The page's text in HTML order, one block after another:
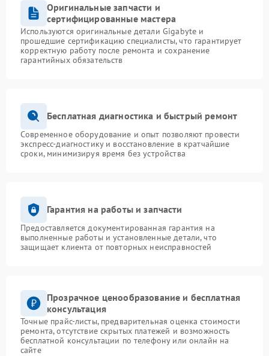
Оригинальные запчасти и
сертифицированные мастера
Используются оригинальные детали Gigabyte и
прошедшие сертификацию специалисты, что гарантирует
корректную работу после ремонта и сохранение
гарантийных обязательств
Бесплатная диагностика и быстрый ремонт
Современное оборудование и опыт позволяют провести
экспресс-диагностику и восстановление в кратчайшие
сроки, минимизируя время без устройства
Гарантия на работы и запчасти
Предоставляется документированная гарантия на
выполненные работы и установленные детали, что
защищает клиента от повторных неисправностей
Прозрачное ценообразование и бесплатная
консультация
Точные прайс-листы, предварительная оценка стоимости
ремонта, отсутствие скрытых платежей и возможность
бесплатной консультации по телефону или онлайн на
сайте